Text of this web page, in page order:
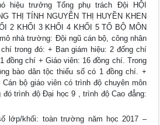
hiệu trưởng Tổng phụ trách Đội HỘI
THỊ TÍNH NGUYỄN THỊ HUYỀN KHEN
2 KHỐI 3 KHỐI 4 KHỐI 5 TỔ BỘ MÔN
nhà trường: Đội ngũ cán bộ, công nhân
trong đó: + Ban giám hiệu: 2 đống chí
đồng chí + Giáo viên: 16 đồng chí. Trong
bào dân tộc thiểu số có 1 đồng chí. +
bộ giáo viên có trình độ chuyên môn
đó trình độ Đại học 9 , trình độ Cao đẳng:
lớp/khối: toàn trường năm học 2017 –